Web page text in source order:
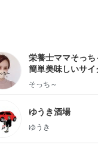
栄養士ママそっち
簡単美味しいサイ
献立
そっち～
ゆうき酒場
ゆうき